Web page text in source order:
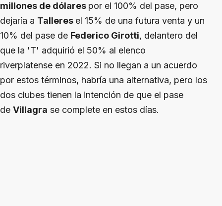
millones de dólares por el 100% del pase, pero
dejaría a Talleres el 15% de una futura venta y un
10% del pase de Federico Girotti, delantero del
que la 'T' adquirió el 50% al elenco
riverplatense en 2022. Si no llegan a un acuerdo
por estos términos, habría una alternativa, pero los
dos clubes tienen la intención de que el pase
de Villagra se complete en estos días.